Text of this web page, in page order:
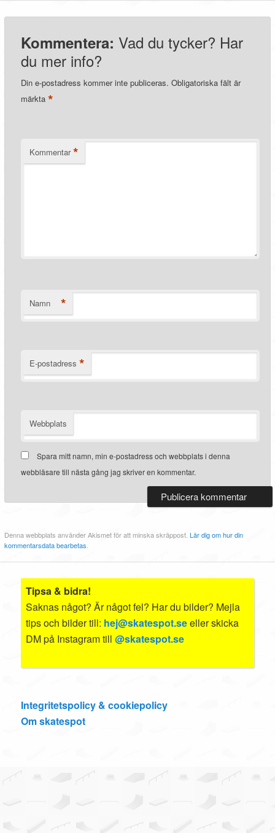
Kommentera: Vad du tycker? Har
du mer info?
Din e-postadress kommer inte publiceras. Obligatoriska fält är
märkta*
Kommentar *
Namn *
E-postadress *
Webbplats
Spara mitt namn, min e-postadress och webbplats i denna
webbläsare till nästa gång jag skriver en kommentar.
Denna webbplats använder Akismet för att minska skräppost.Lär dig om hur din
kommentarsdata bearbetas.
Tipsa & bidra!
Saknas något? Är något fel? Har du bilder? Mejla
tips och bilder till: hej@skatespot.seeller skicka
DM på Instagram till@skatespot.se
Integritetspolicy & cookiepolicy
Om skatespot